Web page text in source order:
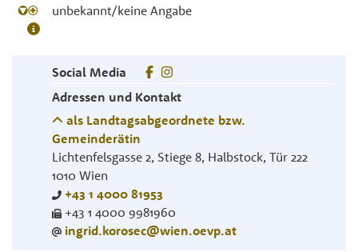
unbekannt/keine Angabe
Social Media
Adressen und Kontakt
als Landtagsabgeordnete bzw.
Gemeinderätin
Lichtenfelsgasse 2, Stiege 8, Halbstock, Tür 222
1010 Wien
+43 1 4000 81953
+43 1 4000 9981960
ingrid.korosec@wien.oevp.at